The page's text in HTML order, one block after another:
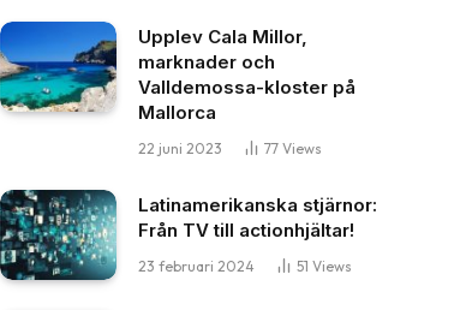
Upplev Cala Millor,
marknader och
Valldemossa-kloster på
Mallorca
22 juni 2023 77 Views
Latinamerikanska stjärnor:
Från TV till actionhjältar!
23 februari 2024 51 Views